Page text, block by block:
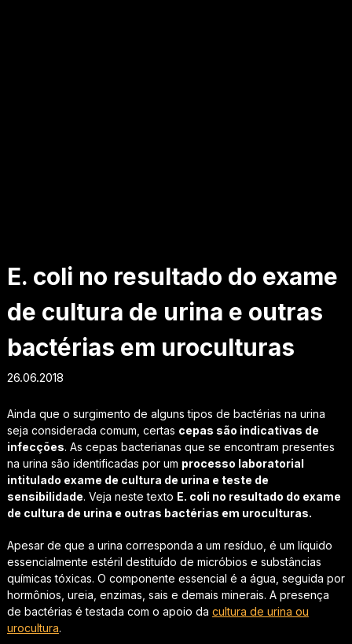
E. coli no resultado do exame
de cultura de urina e outras
bactérias em uroculturas
26.06.2018
Ainda que o surgimento de alguns tipos de bactérias na urina
seja considerada comum, certas cepas são indicativas de
infecções. As cepas bacterianas que se encontram presentes
na urina são identificadas por um processo laboratorial
intitulado exame de cultura de urina e teste de
sensibilidade. Veja neste texto E. coli no resultado do exame
de cultura de urina e outras bactérias em uroculturas.
Apesar de que a urina corresponda a um resíduo, é um líquido
essencialmente estéril destituído de micróbios e substâncias
químicas tóxicas. O componente essencial é a água, seguida por
hormônios, ureia, enzimas, sais e demais minerais. A presença
de bactérias é testada com o apoio da cultura de urina ou
urocultura.